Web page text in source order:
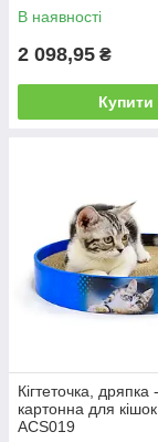
В наявності
2 098,95 ₴
Купити
Кігтеточка,
картонна для
ACS019